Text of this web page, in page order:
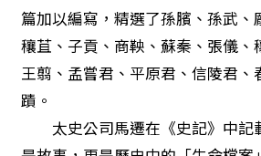
篇加以編寫，精選了孫臏、孫武、
穰苴、子貢、商鞅、蘇秦、張儀、
王翦、孟嘗君、平原君、信陵君、
蹟。
太史公司馬遷在《史記》中記